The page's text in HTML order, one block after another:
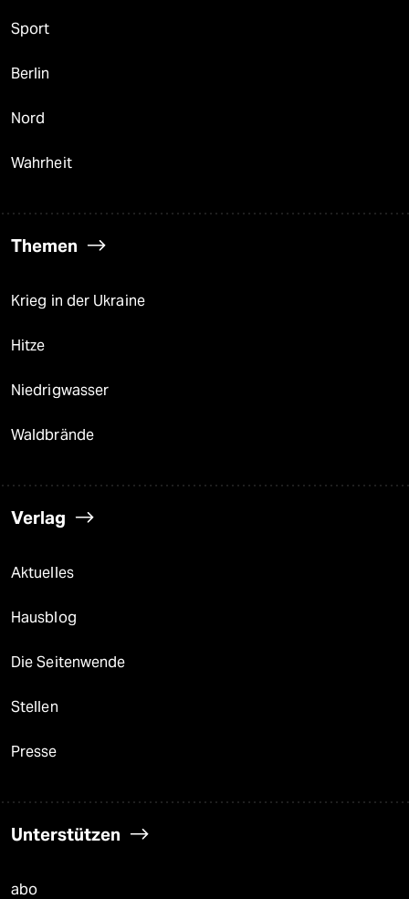
Sport
Berlin
Nord
Wahrheit
Themen
Krieg in der Ukraine
Hitze
Niedrigwasser
Waldbrände
Verlag
Aktuelles
Hausblog
Die Seitenwende
Stellen
Presse
Unterstützen
abo